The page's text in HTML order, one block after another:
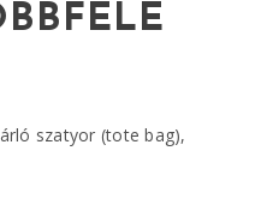
szatyor (tote bag),